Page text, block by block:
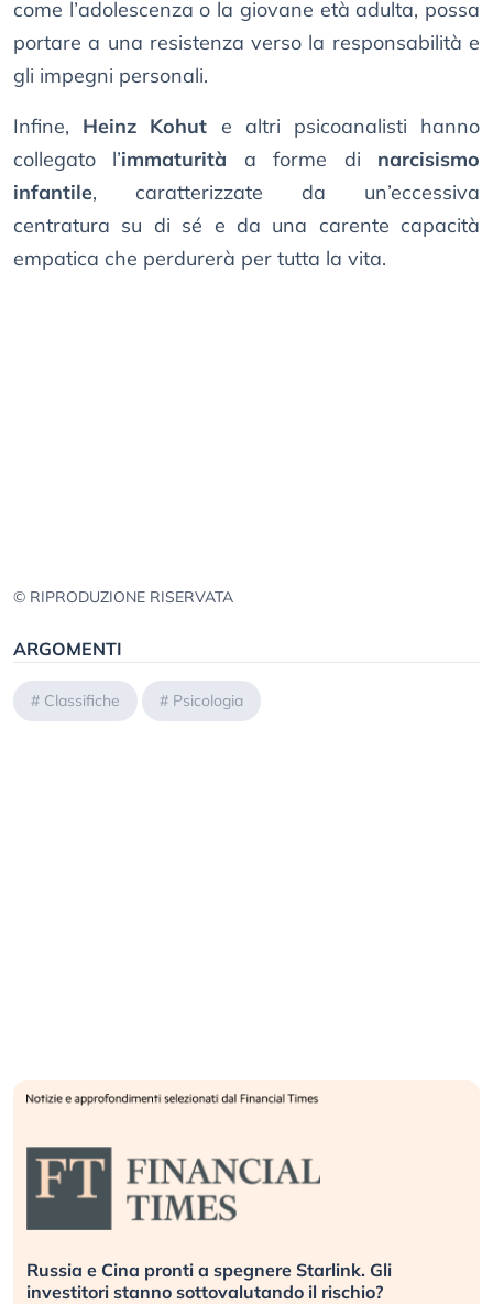
come l’adolescenza o la giovane età adulta, possa
portare a una resistenza verso la responsabilità e
gli impegni personali.
Infine, Heinz Kohut e altri psicoanalisti hanno
collegato l’immaturità a forme di narcisismo
infantile, caratterizzate da un’eccessiva
centratura su di sé e da una carente capacità
empatica che perdurerà per tutta la vita.
© RIPRODUZIONE RISERVATA
ARGOMENTI
# Classifiche # Psicologia
Russia e Cina pronti a spegnere Starlink. Gli
investitori stanno sottovalutando il rischio?